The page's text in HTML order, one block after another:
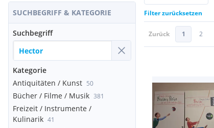
SUCHBEGRIFF & KATEGORIE
Suchbegriff
Kategorie
Antiquitäten / Kunst 50
Bücher / Filme / Musik 381
Freizeit / Instrumente /
Kulinarik 41
Filter zurücksetzen
Zurück 1 2